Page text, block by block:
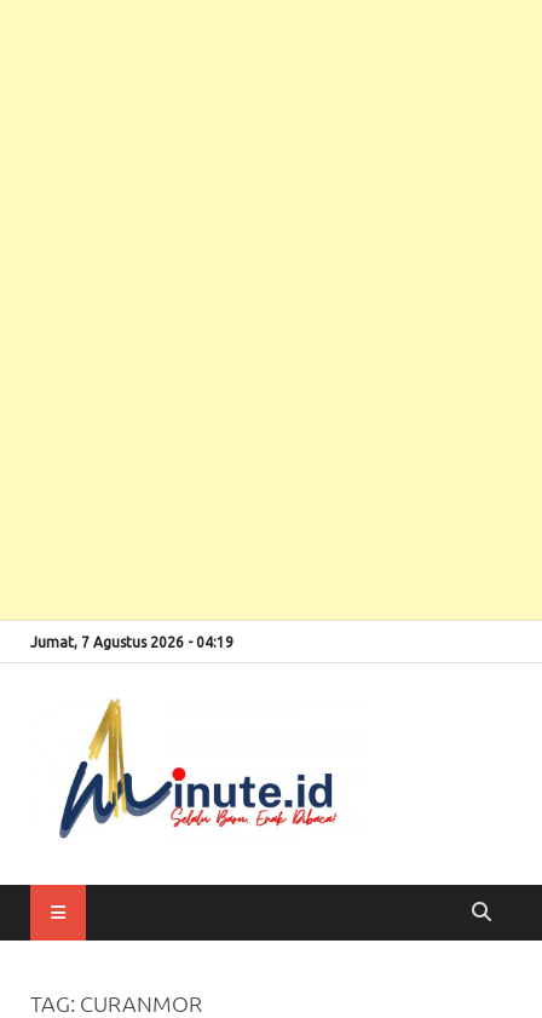
Jumat, 7 Agustus 2026 - 04:19
TAG: CURANMOR